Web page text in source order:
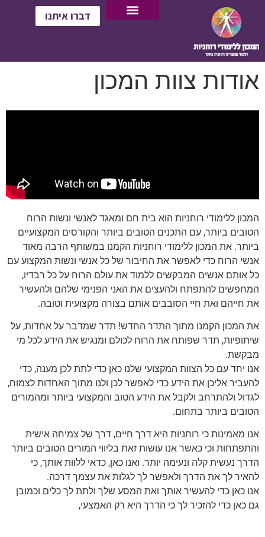
דברו איתנו
אודות צוות המכון
המכון ללימודי רוחניות הוא בית חם ומאגד לאנשי ונשות הרוח
הטובים ביותר, עם התכנים הטובים ביותר והקורסים המקצועיים
ביותר. את המכון ללימודי רוחניות הקמנו במשותף הרבה מאוד
אנשי הרוח כדי לאפשר את החיבור של כל אנשי ונשות המקצוע עם
כל אותם אנשים המבקשים ללמוד את עולם הרוח על כל רבדיו,
המחפשים להתפתח ולהעצים את האני הפנימי שלהם ולהעשיר
את חייהם ואת חיי הסובבים אותם בצורה מקצועית וטובה.
את המכון הקמנו מתוך התדר החדש! תדר שמדבר על אחדות, על
שיתופיות, תדר שפותח את הרוח לכולם ומנגיש את הידע לכל מי
מבקשת.
אנו יחד עם כל הצוות המקצועי שלנו כאן כדי לתת לכן מענה, כדי
להעביר אליכן את הידע כדי לאפשר לכן ולנו מתוך האחדות לצמוח,
לגדול ולהתרחב ולקבל את הידע הטוב והמקצועי ביותר ומהמורים
הטובים ביותר בתחום.
אנו מאמינות כי רוחניות היא דרך חיים, דרך של צמיחה אישית
והתפתחות וכי כאשר אנו עושות זאת בליווי המורים הטובים ביותר
הדרך נעשית קלה ונעימה יותר. ואנו כאן, כדאי ללוות אותך, כי
להאיר לך את הדרך ולאפשר לך לגלות את עצמך דרכה.
אנו כאן כדי להעשיר אותך ואת המסע שלך ולתת לך כלים וכמובן
גם כאן כדי להזכיר לך כי הדרך היא רק האמצעי,